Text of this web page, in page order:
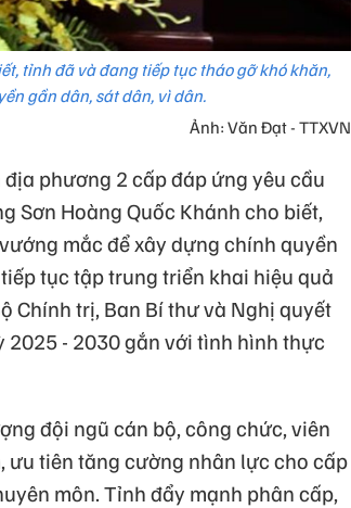
tỉnh đã và đang tiếp tục tháo gỡ khó khăn,
gần dân, sát dân, vì dân.
Ảnh: Văn Đạt - TTXVN
phương 2 cấp đáp ứng yêu cầu
Sơn Hoàng Quốc Khánh cho biết,
mắc để xây dựng chính quyền
tục tập trung triển khai hiệu quả
Chính trị, Ban Bí thư và Nghị quyết
- 2030 gắn với tình hình thực
đội ngũ cán bộ, công chức, viên
tiên tăng cường nhân lực cho cấp
môn. Tỉnh đẩy mạnh phân cấp,